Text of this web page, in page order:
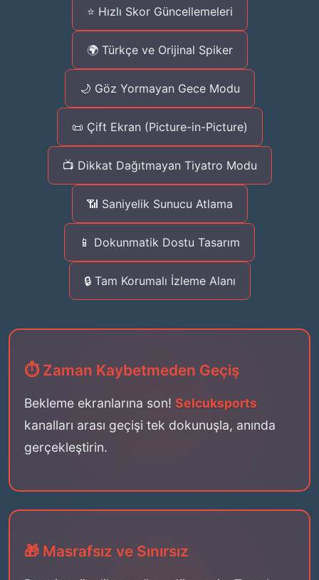
⭐ Hızlı Skor Güncellemeleri
🌍 Türkçe ve Orijinal Spiker
🌙 Göz Yormayan Gece Modu
📜 Çift Ekran (Picture-in-Picture)
📺 Dikkat Dağıtmayan Tiyatro Modu
📶 Saniyelik Sunucu Atlama
📱 Dokunmatik Dostu Tasarım
🔒 Tam Korumalı İzleme Alanı
⏱️ Zaman Kaybetmeden Geçiş
Bekleme ekranlarına son! Selcuksports
kanalları arası geçişi tek dokunuşla, anında
gerçekleştirin.
🎁 Masrafsız ve Sınırsız